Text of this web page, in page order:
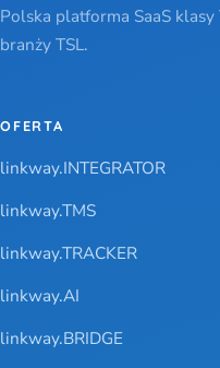
Polska platforma SaaS klasy
branży TSL.
OFERTA
linkway.INTEGRATOR
linkway.TMS
linkway.TRACKER
linkway.AI
linkway.BRIDGE